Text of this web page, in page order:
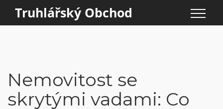
Truhlářský Obchod
Nemovitost se
skrytými vadami: Co